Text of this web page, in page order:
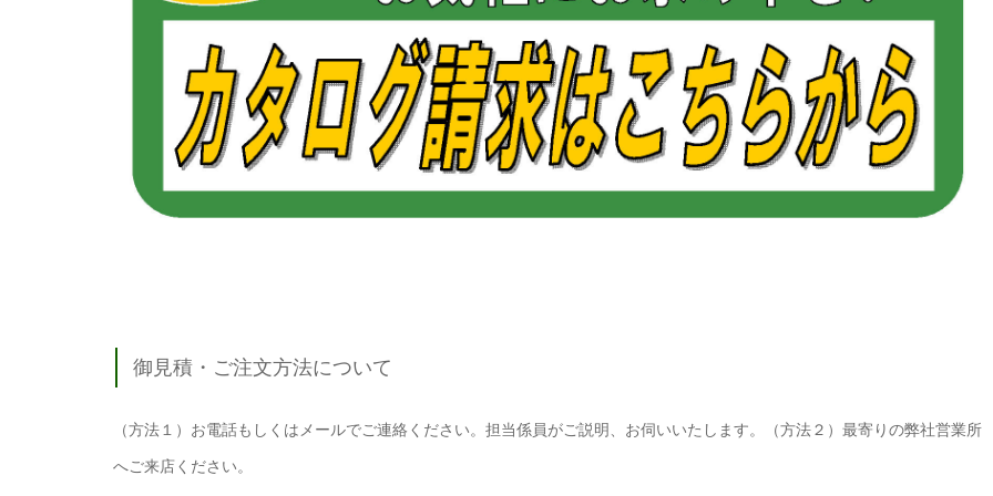
御見積・ご注文方法について
（方法１）お電話もしくはメールでご連絡ください。担当係員がご説明、お伺いいたします。（方法２）最寄りの弊社営業所
へご来店ください。